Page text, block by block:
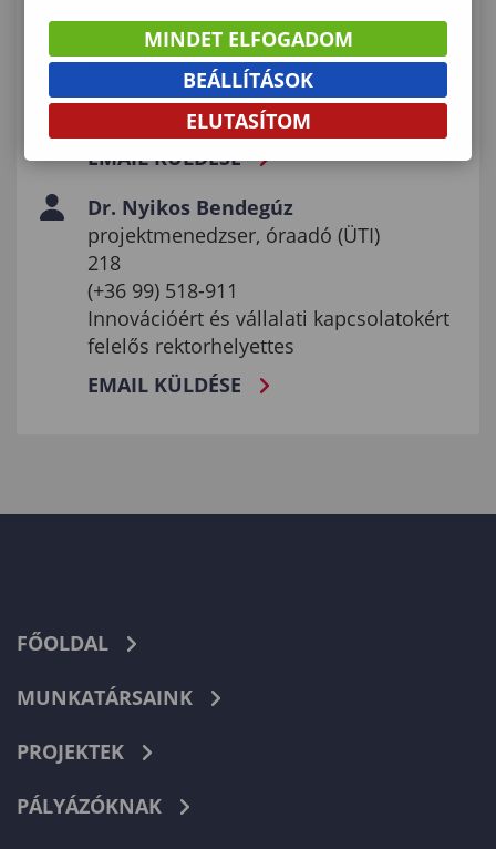
Reményi Andrea
ügyfélkapcsolati referens
Innovációért és vállalati kapcsolatokért
felelős rektorhelyettes
EMAIL KÜLDÉSE
Dr. Nyikos Bendegúz
projektmenedzser, óraadó (ÜTI)
218
(+36 99) 518-911
Innovációért és vállalati kapcsolatokért
felelős rektorhelyettes
EMAIL KÜLDÉSE
FŐOLDAL
MUNKATÁRSAINK
PROJEKTEK
PÁLYÁZÓKNAK
MINDET ELFOGADOM
BEÁLLÍTÁSOK
ELUTASÍTOM